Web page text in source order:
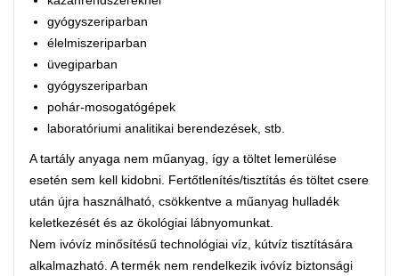
gyógyszeriparban
élelmiszeriparban
üvegiparban
gyógyszeriparban
pohár-mosogatógépek
laboratóriumi analitikai berendezések, stb.
A tartály anyaga nem műanyag, így a töltet lemerülése
esetén sem kell kidobni. Fertőtlenítés/tisztítás és töltet csere
után újra használható, csökkentve a műanyag hulladék
keletkezését és az ökológiai lábnyomunkat.
Nem ivóvíz minősítésű technológiai víz, kútvíz tisztítására
alkalmazható. A termék nem rendelkezik ivóvíz biztonsági